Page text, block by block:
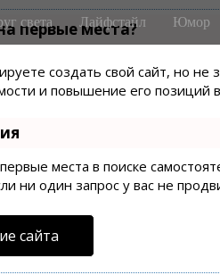
первые места?
создать свой сайт, но
и повышение его позиций
места в поиске
ни один запрос у вас не
сайта
света Лайфстайл Юмор